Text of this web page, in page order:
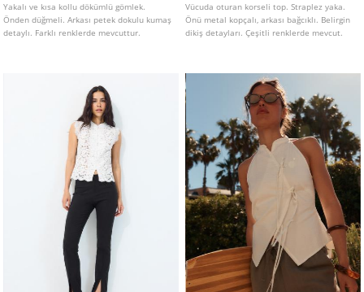
Yakalı ve kısa kollu dökümlü gömlek.
Önden düğmeli. Arkası petek dokulu kumaş
detaylı. Farklı renklerde mevcuttur.
Vücuda oturan korseli top. Straplez yaka.
Önü metal kopçalı, arkası bağcıklı. Belirgin
dikiş detayları. Çeşitli renklerde mevcut.